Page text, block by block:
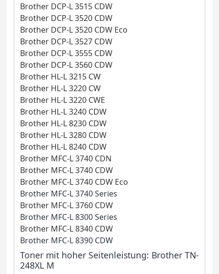
Brother DCP-L 3515 CDW
Brother DCP-L 3520 CDW
Brother DCP-L 3520 CDW Eco
Brother DCP-L 3527 CDW
Brother DCP-L 3555 CDW
Brother DCP-L 3560 CDW
Brother HL-L 3215 CW
Brother HL-L 3220 CW
Brother HL-L 3220 CWE
Brother HL-L 3240 CDW
Brother HL-L 8230 CDW
Brother HL-L 3280 CDW
Brother HL-L 8240 CDW
Brother MFC-L 3740 CDN
Brother MFC-L 3740 CDW
Brother MFC-L 3740 CDW Eco
Brother MFC-L 3740 Series
Brother MFC-L 3760 CDW
Brother MFC-L 8300 Series
Brother MFC-L 8340 CDW
Brother MFC-L 8390 CDW
Toner mit hoher Seitenleistung: Brother TN-
248XL M